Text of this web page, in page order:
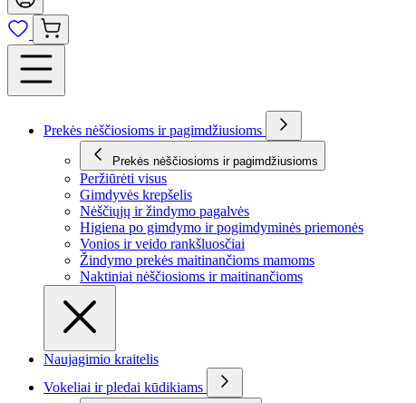
Prekės nėščiosioms ir pagimdžiusioms
Prekės nėščiosioms ir pagimdžiusioms
Peržiūrėti visus
Gimdyvės krepšelis
Nėščiųjų ir žindymo pagalvės
Higiena po gimdymo ir pogimdyminės priemonės
Vonios ir veido rankšluosčiai
Žindymo prekės maitinančioms mamoms
Naktiniai nėščiosioms ir maitinančioms
Naujagimio kraitelis
Vokeliai ir pledai kūdikiams